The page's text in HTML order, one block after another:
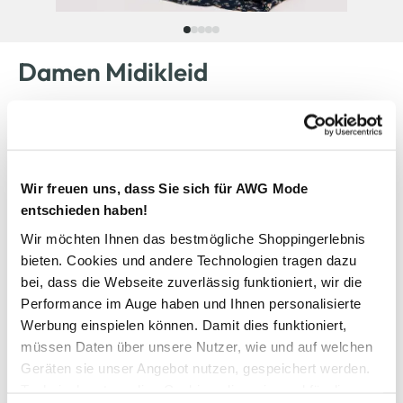
Wir freuen uns, dass Sie sich für AWG Mode
entschieden haben!
Wir möchten Ihnen das bestmögliche Shoppingerlebnis
bieten. Cookies und andere Technologien tragen dazu
bei, dass die Webseite zuverlässig funktioniert, wir die
Performance im Auge haben und Ihnen personalisierte
Werbung einspielen können. Damit dies funktioniert,
müssen Daten über unsere Nutzer, wie und auf welchen
Geräten sie unser Angebot nutzen, gespeichert werden.
Damen Midikleid
Farbe Marine
Größe:
XS S M L XL XXL
Anzahl:
Verfügbar